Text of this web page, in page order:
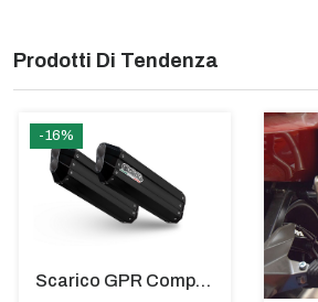
Prodotti Di Tendenza
-16%
Scarico GPR Compatibile Con Bmw K 1600 Gt 2017-2021 - Hyper Sonic Black Titanium